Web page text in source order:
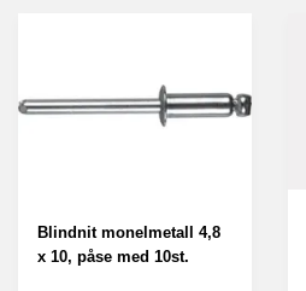
Blindnit monelmetall 4,8
x 10, påse med 10st.